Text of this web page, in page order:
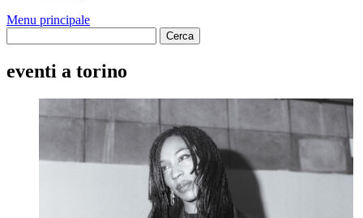
Menu principale
eventi a torino